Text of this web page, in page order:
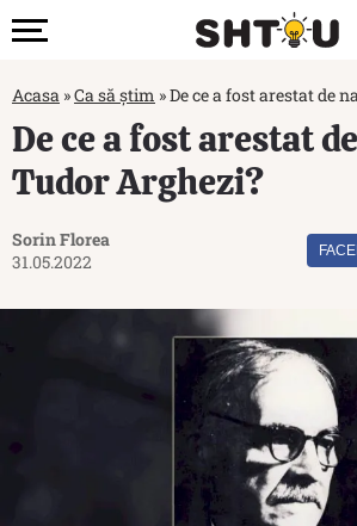
Acasa »Ca să știm »De ce a fost arestat de
De ce a fost arestat
Tudor Arghezi?
Sorin Florea
31.05.2022